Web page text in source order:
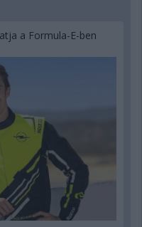
a Formula-E-ben